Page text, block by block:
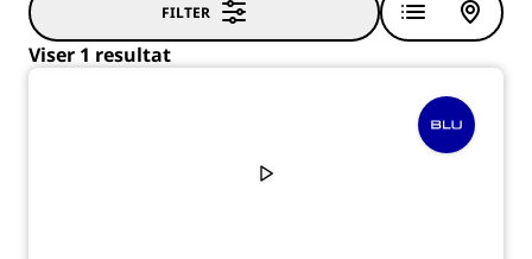
FILTER
Viser 1 resultat